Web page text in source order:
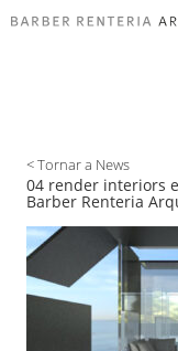
< Tornar a News
04 render interiors
Barber Renteria